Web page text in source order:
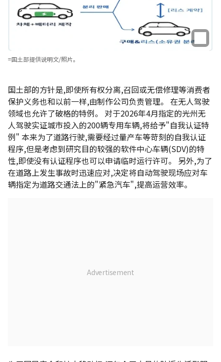
=国土部提供说明文/照片。
国土部的方针是,即使所有权分离,召回或无偿修理等消费者
保护义务也和以前一样,由制作公司负责管理。 在无人驾驶
领域也允许了破格的特例。 对于2026年4月指定的光州无
人驾驶实证城市投入的200辆专用车辆,将给予"自我认证特
例" 本来为了道路行驶,需要经过量产车等苛刻的自我认证
程序,但是考虑到研究目的较强的软件中心车辆(SDV)的特
性,即使没有认证程序也可以申请临时运行许可。 另外,为了
在道路上发生事故时迅速应对,决定将自动驾驶现场应对车
辆指定为道路交通法上的"紧急汽车",提高运营效率。